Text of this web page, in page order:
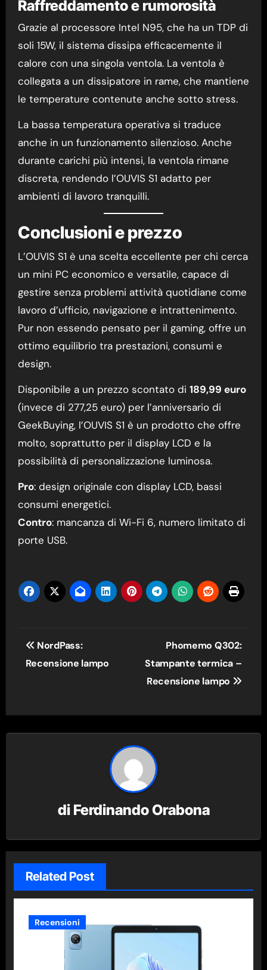
Raffreddamento e rumorosità
Grazie al processore Intel N95, che ha un TDP di
soli 15W, il sistema dissipa efficacemente il
calore con una singola ventola. La ventola è
collegata a un dissipatore in rame, che mantiene
le temperature contenute anche sotto stress.
La bassa temperatura operativa si traduce
anche in un funzionamento silenzioso. Anche
durante carichi più intensi, la ventola rimane
discreta, rendendo l’OUVIS S1 adatto per
ambienti di lavoro tranquilli.
Conclusioni e prezzo
L’OUVIS S1 è una scelta eccellente per chi cerca
un mini PC economico e versatile, capace di
gestire senza problemi attività quotidiane come
lavoro d’ufficio, navigazione e intrattenimento.
Pur non essendo pensato per il gaming, offre un
ottimo equilibrio tra prestazioni, consumi e
design.
Disponibile a un prezzo scontato di 189,99 euro
(invece di 277,25 euro) per l’anniversario di
GeekBuying, l’OUVIS S1 è un prodotto che offre
molto, soprattutto per il display LCD e la
possibilità di personalizzazione luminosa.
Pro: design originale con display LCD, bassi
consumi energetici.
Contro: mancanza di Wi-Fi 6, numero limitato di
porte USB.
Navigazione
articoli
NordPass:
Recensione lampo
Phomemo Q302:
Stampante termica –
Recensione lampo
di Ferdinando Orabona
Related Post
Recensioni